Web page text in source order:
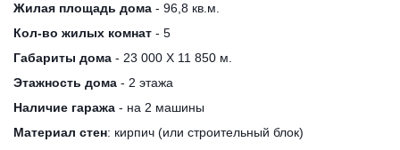
Жилая площадь дома - 96,8 кв.м.
Кол-во жилых комнат - 5
Габариты дома - 23 000 Х 11 850 м.
Этажность дома - 2 этажа
Наличие гаража - на 2 машины
Материал стен: кирпич (или строительный блок)